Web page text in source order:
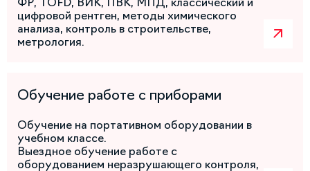
цифровой рентген, методы химического
анализа, контроль в строительстве,
метрология.
Обучение работе с приборами
Обучение на портативном оборудовании в
учебном классе.
Выездное обучение работе с
оборудованием неразрушающего контроля,